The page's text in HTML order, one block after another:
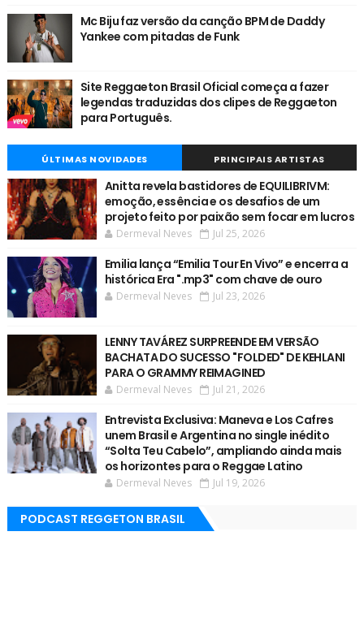
Mc Biju faz versão da canção BPM de Daddy
Yankee com pitadas de Funk
Site Reggaeton Brasil Oficial começa a fazer
legendas traduzidas dos clipes de Reggaeton
para Português.
ÚLTIMAS NOVIDADES PRINCIPAIS ARTISTAS
Anitta revela bastidores de EQUILIBRIVM:
emoção, essência e os desafios de um
projeto feito por paixão sem focar em lucros
Dermeval Neves Jul 25, 2026
Emilia lança “Emilia Tour En Vivo” e encerra a
histórica Era ".mp3" com chave de ouro
Dermeval Neves Jul 23, 2026
LENNY TAVÁREZ SURPREENDE EM VERSÃO
BACHATA DO SUCESSO "FOLDED" DE KEHLANI
PARA O GRAMMY REIMAGINED
Dermeval Neves Jul 21, 2026
Entrevista Exclusiva: Maneva e Los Cafres
unem Brasil e Argentina no single inédito
“Solta Teu Cabelo”, ampliando ainda mais
os horizontes para o Reggae Latino
Dermeval Neves Jul 19, 2026
PODCAST REGGETON BRASIL